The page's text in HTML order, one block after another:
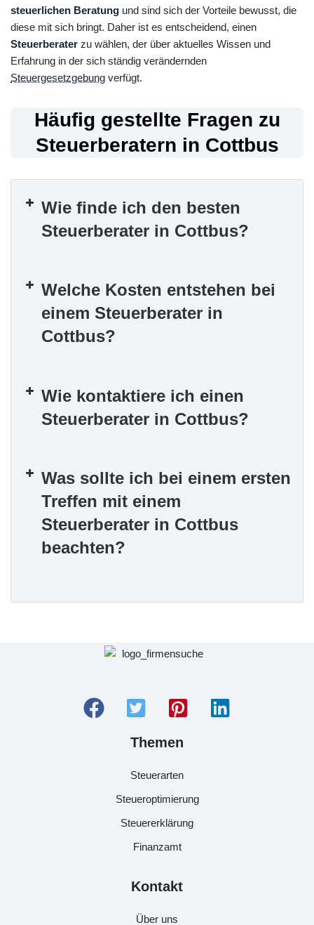
steuerlichen Beratung und sind sich der Vorteile bewusst, die
diese mit sich bringt. Daher ist es entscheidend, einen
Steuerberater zu wählen, der über aktuelles Wissen und
Erfahrung in der sich ständig verändernden
Steuergesetzgebung verfügt.
Häufig gestellte Fragen zu
Steuerberatern in Cottbus
Wie finde ich den besten
Steuerberater in Cottbus?
Welche Kosten entstehen bei
einem Steuerberater in
Cottbus?
Wie kontaktiere ich einen
Steuerberater in Cottbus?
Was sollte ich bei einem ersten
Treffen mit einem
Steuerberater in Cottbus
beachten?
Themen
Steuerarten
Steueroptimierung
Steuererklärung
Finanzamt
Kontakt
Über uns